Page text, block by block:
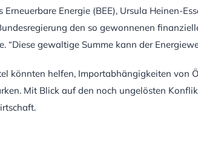
Energie (BEE), Ursula Heinen-
den so gewonnenen
“Diese gewaltige Summe kann der
könnten helfen, Importabhängigkeiten von
Mit Blick auf den noch ungelösten